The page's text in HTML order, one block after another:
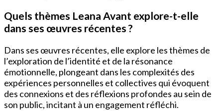
Quels thèmes Leana Avant explore-t-elle
dans ses œuvres récentes ?
Dans ses œuvres récentes, elle explore les thèmes de
l’exploration de l’identité et de la résonance
émotionnelle, plongeant dans les complexités des
expériences personnelles et collectives qui évoquent
des connexions et des réflexions profondes au sein de
son public, incitant à un engagement réfléchi.